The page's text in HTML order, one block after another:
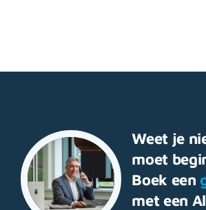
Weet je
moet
Boek een
met een